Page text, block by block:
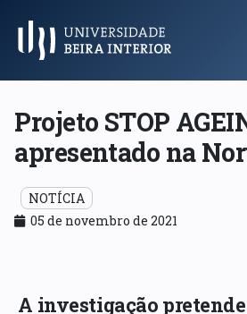
Menu Principal
Projeto STOP
apresentado na
NOTÍCIA
05 de novembro de 2021
A investigação